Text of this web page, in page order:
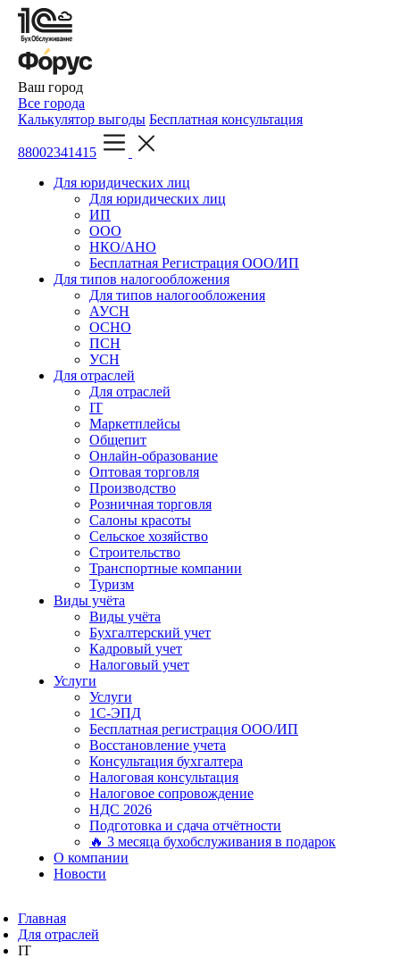
Ваш город
Все города
Калькулятор выгоды Бесплатная консультация
88002341415
Для юридических лиц
Для юридических лиц
ИП
ООО
НКО/АНО
Бесплатная Регистрация ООО/ИП
Для типов налогообложения
Для типов налогообложения
АУСН
ОСНО
ПСН
УСН
Для отраслей
Для отраслей
IT
Маркетплейсы
Общепит
Онлайн-образование
Оптовая торговля
Производство
Розничная торговля
Салоны красоты
Сельское хозяйство
Строительство
Транспортные компании
Туризм
Виды учёта
Виды учёта
Бухгалтерский учет
Кадровый учет
Налоговый учет
Услуги
Услуги
1С-ЭПД
Бесплатная регистрация ООО/ИП
Восстановление учета
Консультация бухгалтера
Налоговая консультация
Налоговое сопровождение
НДС 2026
Подготовка и сдача отчётности
🔥 3 месяца бухобслуживания в подарок
О компании
Новости
Главная
Для отраслей
IT